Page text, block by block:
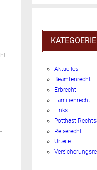
Aktuelles
Beamtenrecht
Erbrecht
Familienrecht
Links
Potthast
Reiserecht
Urteile